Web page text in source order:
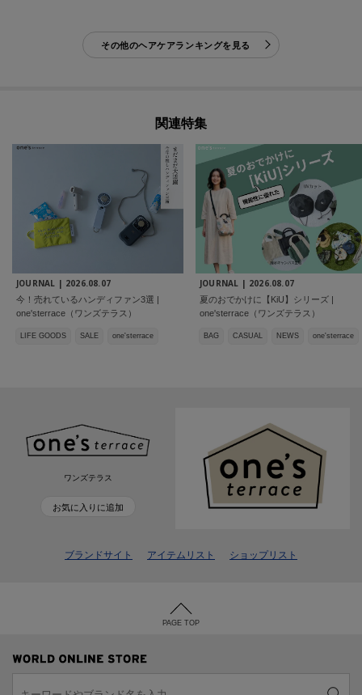
その他のヘアケアランキングを見る
関連特集
JOURNAL | 2026.08.07
今！売れているハンディファン3選 |
one'sterrace（ワンズテラス）
LIFE GOODS SALE one'sterrace
JOURNAL | 2026.08.07
夏のおでかけに【KiU】シリーズ |
one'sterrace（ワンズテラス）
BAG CASUAL NEWS one'sterrace
ワンズテラス
お気に入りに追加
ブランドサイト アイテムリスト ショップリスト
PAGE TOP